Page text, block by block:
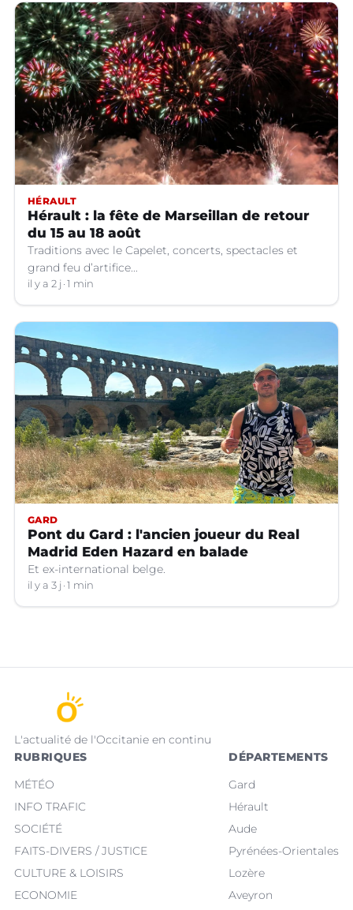
HÉRAULT
Hérault : la fête de Marseillan de retour
du 15 au 18 août
Traditions avec le Capelet, concerts, spectacles et
grand feu d’artifice...
il y a 2 j 1 min
GARD
Pont du Gard : l'ancien joueur du Real
Madrid Eden Hazard en balade
Et ex-international belge.
il y a 3 j 1 min
L'actualité de l'Occitanie en continu
RUBRIQUES
MÉTÉO
INFO TRAFIC
SOCIÉTÉ
FAITS-DIVERS / JUSTICE
CULTURE & LOISIRS
ECONOMIE
DÉPARTEMENTS
Gard
Hérault
Aude
Pyrénées-Orientales
Lozère
Aveyron